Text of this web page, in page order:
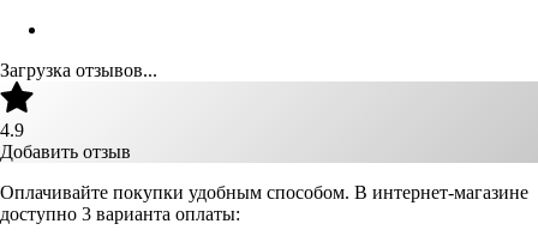
Загрузка отзывов...
4.9
Добавить отзыв
Оплачивайте покупки удобным способом. В интернет-магазине
доступно 3 варианта оплаты: